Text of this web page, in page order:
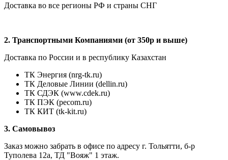
Доставка во все регионы РФ и страны СНГ
2. Транспортными Компаниями (от 350р и выше)
Доставка по России и в республику Казахстан
ТК Энергия (nrg-tk.ru)
ТК Деловые Линии (dellin.ru)
ТК СДЭК (www.cdek.ru)
ТК ПЭК (pecom.ru)
ТК КИТ (tk-kit.ru)
3. Самовывоз
Заказ можно забрать в офисе по адресу г. Тольятти, б-р
Туполева 12а, ТД "Вояж" 1 этаж.